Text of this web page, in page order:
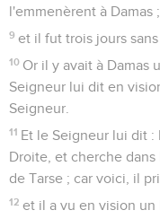
l'emmenèrent à Damas ;
9 et il fut trois jours
10 Or il y avait à Damas
Seigneur lui dit en
Seigneur.
11 Et le Seigneur lui dit :
Droite, et cherche dans
de Tarse ; car voici, il
12 et il a vu en vision